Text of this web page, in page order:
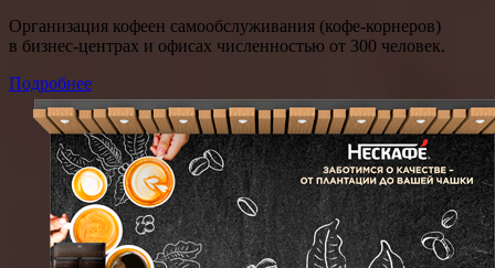
Организация кофеен самообслуживания (кофе-корнеров)
в бизнес-центрах и офисах численностью от 300 человек.
Подробнее